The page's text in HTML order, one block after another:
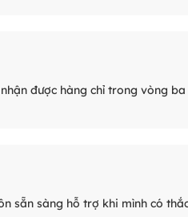
được hàng chỉ trong vòng
sẵn sàng hỗ trợ khi mình có